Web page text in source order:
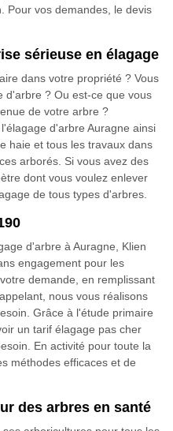
Pour vos demandes, le devis
sérieuse en élagage
dans votre propriété ? Vous
d'arbre ? Ou est-ce que vous
de votre arbre ?
d'arbre Auragne ainsi
haie et tous les travaux dans
arborés. Si vous avez des
dont vous voulez enlever
de tous types d'arbres.
d'arbre à Auragne, Klien
engagement pour les
demande, en remplissant
nous vous réalisons
Grâce à l'étude primaire
un tarif élagage pas cher
En activité pour toute la
méthodes efficaces et de
des arbres en santé